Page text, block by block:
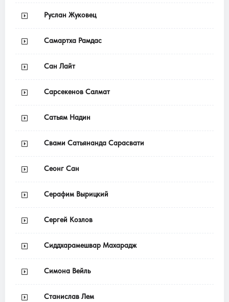
Руслан Жуковец
Самартха Рамдас
Сан Лайт
Сарсекенов Салмат
Сатьям Надин
Свами Сатьянанда Сарасвати
Сеонг Сан
Серафим Вырицкий
Сергей Козлов
Сиддхарамешвар Махарадж
Симона Вейль
Станислав Лем